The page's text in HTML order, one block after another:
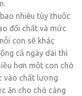
nhiêu tùy thuộc
đổi chất và mức
con sẽ khác
cả ngày dài thì
hơn một con chó
vào chất lượng
ăn cho chó càng